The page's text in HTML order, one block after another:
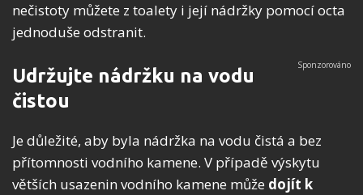
nečistoty můžete z toalety i její nádržky pomocí octa
jednoduše odstranit.
Udržujte nádržku na vodu
čistou
Je důležité, aby byla nádržka na vodu čistá a bez
přítomnosti vodního kamene. V případě výskytu
větších usazenin vodního kamene může dojít k